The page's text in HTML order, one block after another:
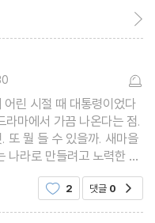
린 시절 때 대통령이었다
마에서 가끔 나온다는 점.
나라로 만들려고 노력한 대
던 시절이었다는 것. 베트
2 댓글 0